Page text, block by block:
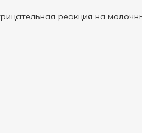
реакция на